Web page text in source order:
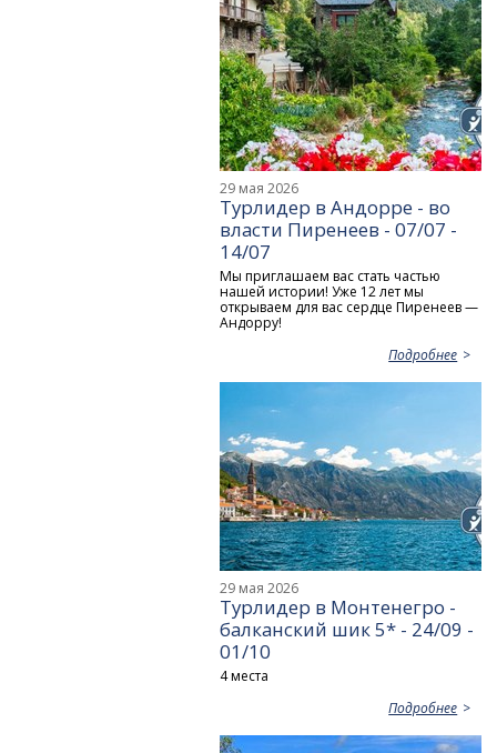
29 мая 2026
Турлидер в Андорре - во
власти Пиренеев - 07/07 -
14/07
Мы приглашаем вас стать частью
нашей истории! Уже 12 лет мы
открываем для вас сердце Пиренеев —
Андорру!
Подробнее
29 мая 2026
Турлидер в Монтенегро -
балканский шик 5* - 24/09 -
01/10
4 места
Подробнее